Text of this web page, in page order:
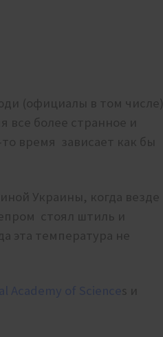
(официалы в том числе)
все более странное и
время зависает как бы
Украины, когда везде
стоял штиль и
эта температура не
Academy of Science s и